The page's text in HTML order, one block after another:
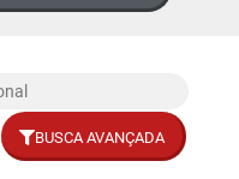
BUSCA AVANÇADA